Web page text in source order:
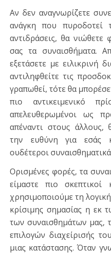
Αν δεν αναγνωρίζετε
ανάγκη που πυροδοτεί
αντιδράσεις, θα νιώθετε
σας τα συναισθήματα.
εξετάσετε με ειλικρινή
αντιληφθείτε τις
γραπωθεί, τότε θα
πιο αντικειμενικό
απελευθερωμένοι ως
απέναντι στους άλλους,
την ευθύνη για εσάς
ουδέτεροι
Ορισμένες φορές, τα
είμαστε πιο σκεπτικοί
χρησιμοποιούμε τη
κρίσιμης σημασίας η εκ
των συναισθημάτων μας,
επιλογών διαχείρισής
μιας κατάστασης. Όταν